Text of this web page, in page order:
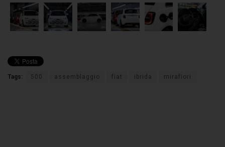
Tags: 500 assemblaggio fiat ibrida mirafiori